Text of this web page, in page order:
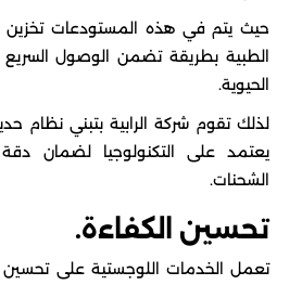
حيث يتم في هذه المستودعات تخزين
الطبية بطريقة تضمن الوصول السريع
الحيوية.
لذلك تقوم شركة الرابية بتبني نظام
يعتمد على التكنولوجيا لضمان دقة
الشحنات.
تحسين الكفاءة.
تعمل الخدمات اللوجستية على تحسين